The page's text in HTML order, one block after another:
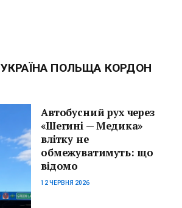
УКРАЇНА ПОЛЬЩА КОРДОН
Автобусний рух через
«Шегині — Медика»
влітку не
обмежуватимуть: що
відомо
12 ЧЕРВНЯ 2026